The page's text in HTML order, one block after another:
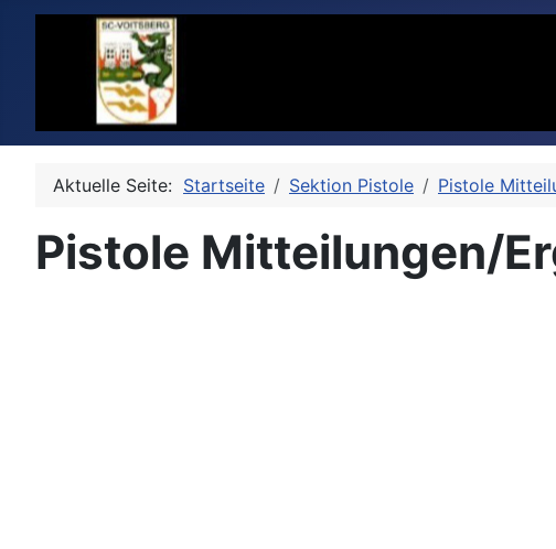
Aktuelle Seite: Startseite Sektion Pistole Pistole
Pistole Mitteilungen/